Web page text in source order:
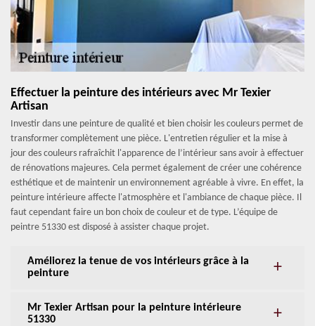
Effectuer la peinture des intérieurs avec Mr Texier
Artisan
Investir dans une peinture de qualité et bien choisir les couleurs permet de
transformer complètement une pièce. L'entretien régulier et la mise à
jour des couleurs rafraîchit l'apparence de l’intérieur sans avoir à effectuer
de rénovations majeures. Cela permet également de créer une cohérence
esthétique et de maintenir un environnement agréable à vivre. En effet, la
peinture intérieure affecte l'atmosphère et l'ambiance de chaque pièce. Il
faut cependant faire un bon choix de couleur et de type. L’équipe de
peintre 51330 est disposé à assister chaque projet.
Améliorez la tenue de vos intérieurs grâce à la
peinture
Mr Texier Artisan pour la peinture intérieure
51330